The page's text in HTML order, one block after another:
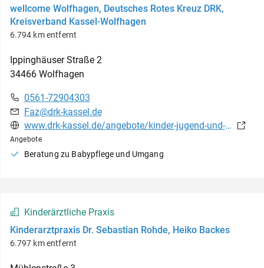
wellcome Wolfhagen, Deutsches Rotes Kreuz DRK,
Kreisverband Kassel-Wolfhagen
6.794 km entfernt
Ippinghäuser Straße 2
34466 Wolfhagen
0561-72904303
Faz@drk-kassel.de
www.drk-kassel.de/angebote/kinder-jugend-und-familie/kinder-jugend-und-familie/projekt-wellcome.html
Angebote
Beratung zu Babypflege und Umgang
Kinderärztliche Praxis
Kinderarztpraxis Dr. Sebastian Rohde, Heiko Backes
6.797 km entfernt